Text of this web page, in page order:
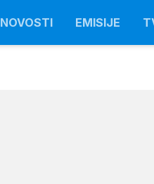
NOVOSTI EMISIJE